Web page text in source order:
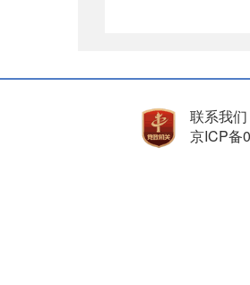
联系我们
京ICP备